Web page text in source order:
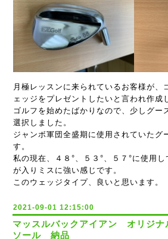
月極レッスンに来られているお客様が、
ェッジをプレゼントしたいと言われ作成
ゴルフを始めたばかりなので、少しグー
選択しました。
ジャンボ軍団全盛期に使用されていたグ
す。
私の現在、４８°、５３°、５７°に使用
が入りミスに強い感じです。
このウェッジタイプ、良いと思います。
2021-09-01 12:15:00
マッスルバックアイアン オリジナ
ソール 納品